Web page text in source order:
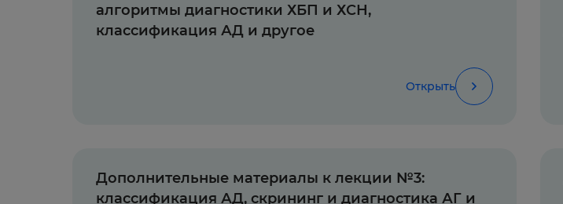
алгоритмы диагностики ХБП и ХСН,
классификация АД и другое
Открыть
Дополнительные материалы к лекции №3:
классификация АД, скрининг и диагностика АГ и